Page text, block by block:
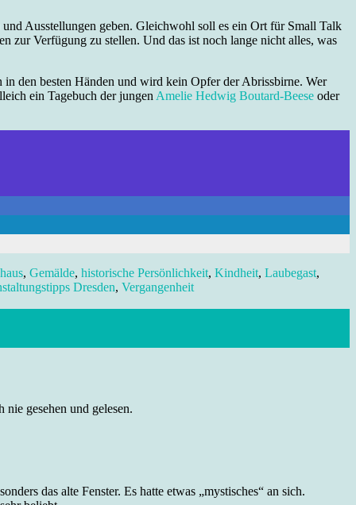
Ausstellungen geben. Gleichwohl soll es ein Ort für Small Talk
zur Verfügung zu stellen. Und das ist noch lange nicht alles, was
den besten Händen und wird kein Opfer der Abrissbirne. Wer
ein Tagebuch der jungen Amelie Hedwig Boutard-Beese oder
, Gemälde, historische Persönlichkeit, Kindheit, Laubegast,
Dresden, Vergangenheit
gesehen und gelesen.
das alte Fenster. Es hatte etwas „mystisches“ an sich.